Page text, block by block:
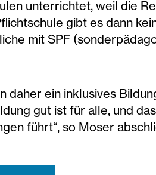
unterrichtet, weil die
gibt es dann
mit SPF
daher ein inklusives
gut ist für alle, und
führt“, so Moser